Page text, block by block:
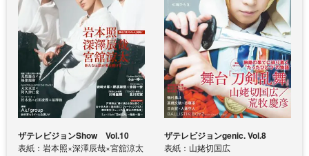
ザテレビジョンShow Vol.10
表紙：岩本照×深澤辰哉×宮舘涼太
ザテレビジョンgenic. Vol.8
表紙：山姥切国広